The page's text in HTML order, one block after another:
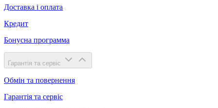
Доставка і оплата
Кредит
Бонусна программа
Гарантія та сервіс
Обмін та повернення
Гарантія та сервіс